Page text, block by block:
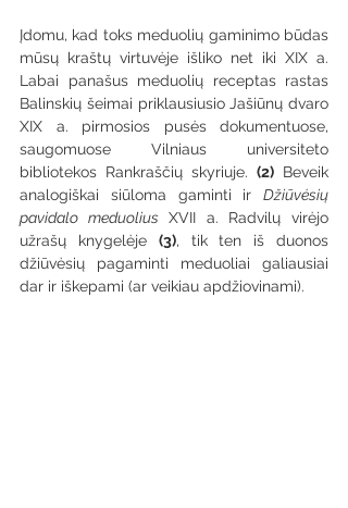
Įdomu, kad toks meduolių gaminimo būdas
mūsų kraštų virtuvėje išliko net iki XIX a.
Labai panašus meduolių receptas rastas
Balinskių šeimai priklausiusio Jašiūnų dvaro
XIX a. pirmosios pusės dokumentuose,
saugomuose Vilniaus universiteto
bibliotekos Rankraščių skyriuje. (2) Beveik
analogiškai siūloma gaminti ir Džiūvėsių
pavidalo meduolius XVII a. Radvilų virėjo
užrašų knygelėje (3), tik ten iš duonos
džiūvėsių pagaminti meduoliai galiausiai
dar ir iškepami (ar veikiau apdžiovinami).